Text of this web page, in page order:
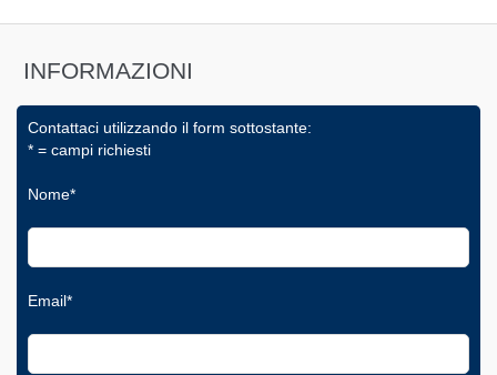
INFORMAZIONI
Contattaci utilizzando il form sottostante:
* = campi richiesti
Nome*
Email*